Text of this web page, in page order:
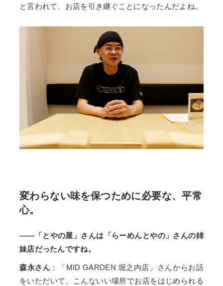
と言われて、お店を引き継ぐことになったんだよね。
変わらない味を保つために必要な、平常
心。
——「とやの屋」さんは「らーめんとやの」さんの姉
妹店だったんですね。
森永さん ：「MID GARDEN 堀之内店」さんからお話
をいただいて、こんないい場所でお店をはじめられる